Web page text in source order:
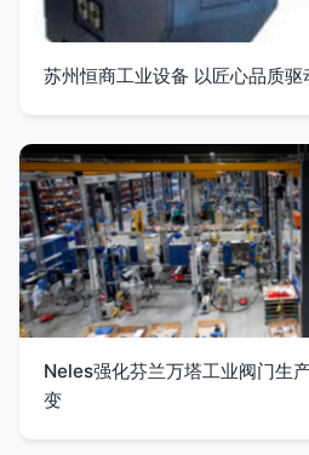
苏州恒商工业设备 以匠心品质
Neles强化芬兰万塔工业阀门生
变